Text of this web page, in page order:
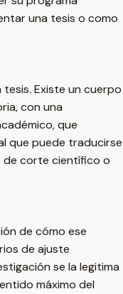
una tesis o como
Existe un cuerpo
con una
que
que puede traducirse
de corte científico o
de cómo ese
de ajuste
se la legitima
máximo del